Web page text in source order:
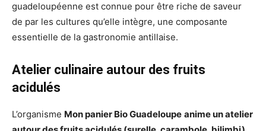
guadeloupéenne est connue pour être riche de saveur
de par les cultures qu’elle intègre, une composante
essentielle de la gastronomie antillaise.
Atelier culinaire autour des fruits
acidulés
L’organisme Mon panier Bio Guadeloupe anime un atelier